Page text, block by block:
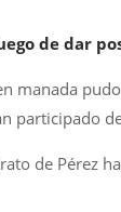
de dar
manada
participado
de Pérez